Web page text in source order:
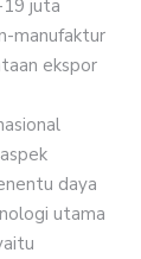
19 juta
manufaktur
ekspor
daya
utama